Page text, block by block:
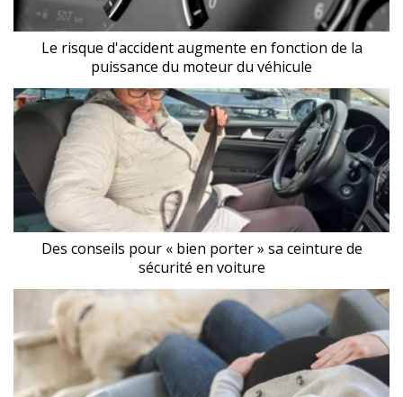
Le risque d'accident augmente en fonction de la
puissance du moteur du véhicule
Des conseils pour « bien porter » sa ceinture de
sécurité en voiture